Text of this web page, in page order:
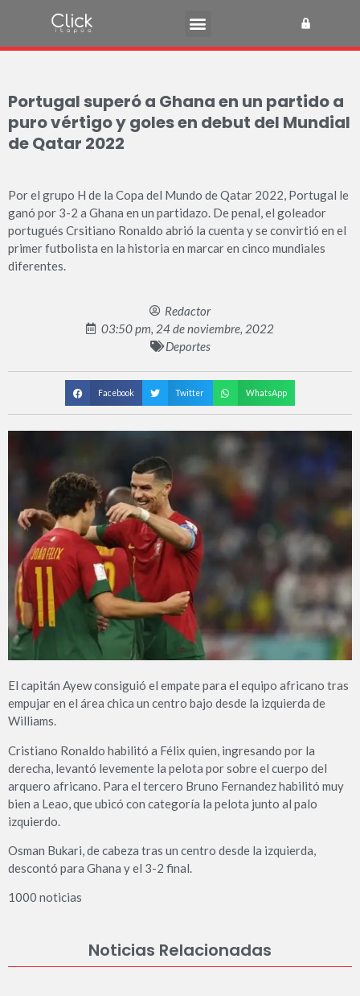
Portugal superó a Ghana en un partido a
puro vértigo y goles en debut del Mundial
de Qatar 2022
Por el grupo H de la Copa del Mundo de Qatar 2022, Portugal le
ganó por 3-2 a Ghana en un partidazo. De penal, el goleador
portugués Crsitiano Ronaldo abrió la cuenta y se convirtió en el
primer futbolista en la historia en marcar en cinco mundiales
diferentes.
Redactor
03:50 pm, 24 de noviembre, 2022
Deportes
Facebook Twitter WhatsApp
El capitán Ayew consiguió el empate para el equipo africano tras
empujar en el área chica un centro bajo desde la izquierda de
Williams.
Cristiano Ronaldo habilitó a Félix quien, ingresando por la
derecha, levantó levemente la pelota por sobre el cuerpo del
arquero africano. Para el tercero Bruno Fernandez habilitó muy
bien a Leao, que ubicó con categoría la pelota junto al palo
izquierdo.
Osman Bukari, de cabeza tras un centro desde la izquierda,
descontó para Ghana y el 3-2 final.
1000 noticias
Noticias Relacionadas